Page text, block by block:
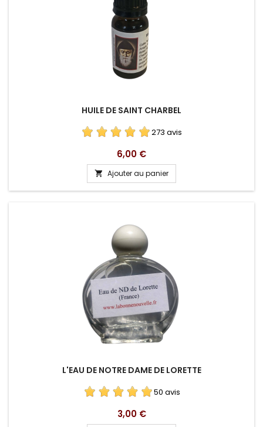
HUILE DE SAINT CHARBEL
273 avis
Prix
6,00 €
 Ajouter au panier
L'EAU DE NOTRE DAME DE LORETTE
50 avis
Prix
3,00 €